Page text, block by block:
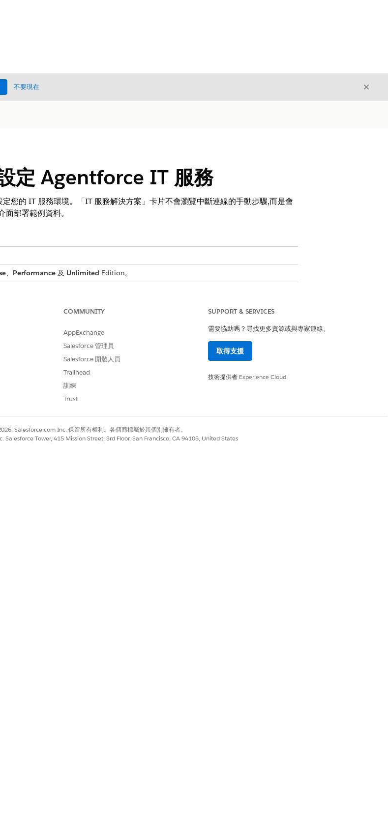
不要現在 結束
定 Agentforce IT 服務
您的 IT 服務環境。「IT 服務解決方案」卡片不會瀏覽中斷連線的手動步驟,而是會
部署範例資料。
、 Performance及 Unlimited Edition。
準功能和預先載入的範例資料,讓您的客戶能夠比以往更快地解決要求。包含的功能:
特定功能,並透過引導式逐步介面部署。您也可以在每個安裝的功能中包含範例資料。
服務管理 (ITSM) 環境的繁重工作:
變更」和「版本管理」。
以立即瞭解您的 IT 資產橫向。
COMMUNITY
AppExchange
Salesforce 管理員
Salesforce 開發人員
Trailhead
訓練
Trust
SUPPORT & SERVICES
需要協助嗎？尋找更多資源或與專家連線。
取得支援
技術提供者 Experience Cloud
Salesforce.com Inc. 保留所有權利。各個商標屬於其個別擁有者。
Salesforce Tower, 415 Mission Street, 3rd Floor, San Francisco, CA 94105, United States